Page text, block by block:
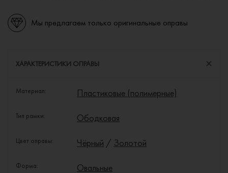
Мы предлагаем только оригинальные оправы
ХАРАКТЕРИСТИКИ ОПРАВЫ
Материал: Пластиковые (полимерные)
Тип рамки: Ободковая
Цвет оправы: Чёрный / Золотой
Форма: Овальные